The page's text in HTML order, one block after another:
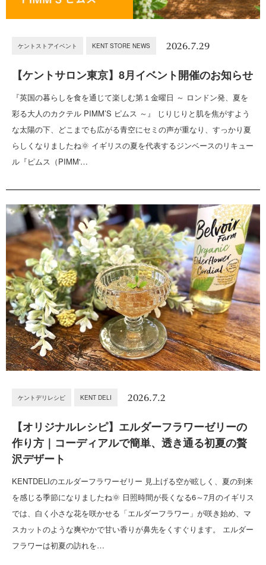
ケントストアイベント KENT STORE NEWS 2026.7.29
【ケントサロン東京】8月イベント開催のお知らせ
『英国の暮らしを食を通じて楽しむ第１金曜日 ～ ロンドン発、夏を
彩る大人のカクテル PIMM’S ピムス ～』 じりじりと肌を焦がすよう
な太陽の下、どこまでも広がる青空にセミの声が重なり、すっかり夏
らしくなりましたね🌞 イギリスの夏を代表するジンベースのリキュー
ル『ピムス（PIMM'…
ケントデリレシピ KENT DELI 2026.7.2
【オリジナルレシピ】エルダーフラワーゼリーの
作り方｜コーディアルで簡単、透き通る初夏の贅
沢デザート
KENTDELIのエルダーフラワーゼリー 見上げる空が眩しく、夏の到来
を感じる季節になりましたね🌞 日照時間が長くなる6～7月のイギリス
では、白く小さな花を咲かせる「エルダーフラワー」が咲き始め、マ
スカットのような爽やかで甘い香りが鼻先をくすぐります。 エルダー
フラワーは初夏の訪れを…